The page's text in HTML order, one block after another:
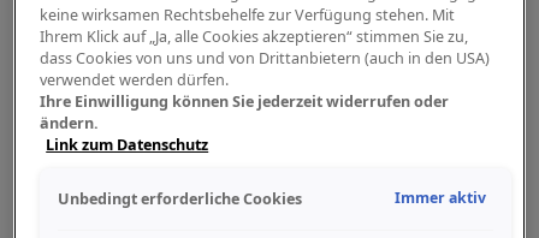
Blasinstrumente
Orchester
keine wirksamen Rechtsbehelfe zur Verfügung stehen. Mit
Ihrem Klick auf „Ja, alle Cookies akzeptieren“ stimmen Sie zu,
dass Cookies von uns und von Drittanbietern (auch in den USA)
verwendet werden dürfen.
Ihre Einwilligung können Sie jederzeit widerrufen oder
ändern.
Link zum Datenschutz
Unbedingt erforderliche Cookies Immer aktiv